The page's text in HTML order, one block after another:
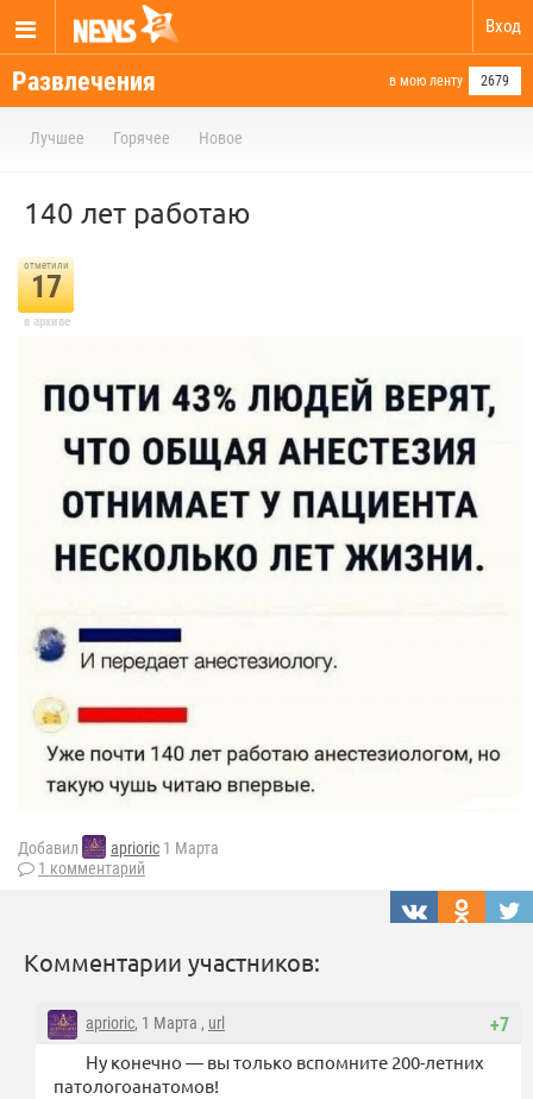
Вход
Развлечения в мою ленту 2679
Лучшее Горячее Новое
140 лет работаю
отметили
17
в архиве
Добавил aprioric 1 Марта
1 комментарий
Комментарии участников:
+7
aprioric, 1 Марта , url
Ну конечно — вы только вспомните 200-летних
патологоанатомов!